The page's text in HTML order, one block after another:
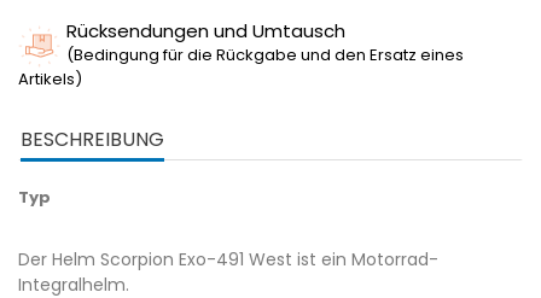
Rücksendungen und Umtausch
(Bedingung für die Rückgabe und den Ersatz eines
Artikels)
BESCHREIBUNG
Typ
Der Helm Scorpion Exo-491 West ist ein Motorrad-
Integralhelm.